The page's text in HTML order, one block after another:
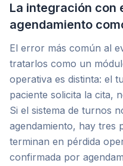
La integración con
agendamiento
El error más común al
tratarlos como un
operativa es distinta: el
paciente solicita la cita,
Si el sistema de turnos
agendamiento, hay tres
terminan en pérdida
confirmada por